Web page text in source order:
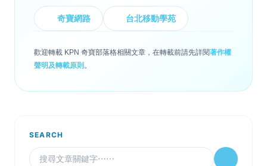
奇寶網路 台北移動學苑
歡迎轉載 KPN 奇寶部落格相關文章，在轉載前請先詳閱著作權
聲明及轉載原則 。
SEARCH